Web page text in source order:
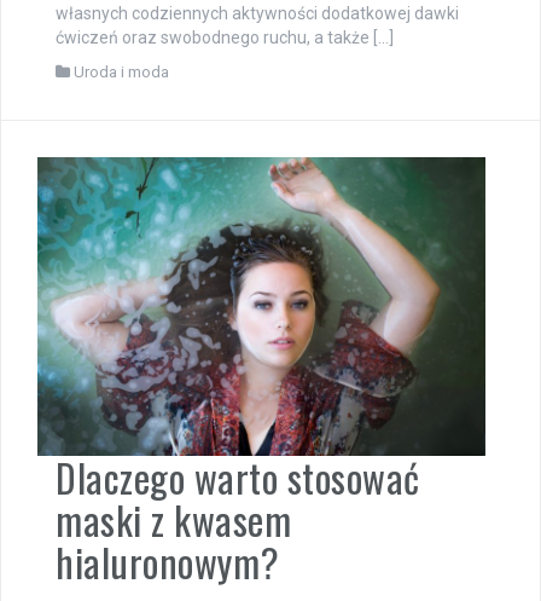
własnych codziennych aktywności dodatkowej dawki
ćwiczeń oraz swobodnego ruchu, a także […]
Uroda i moda
Dlaczego warto stosować
maski z kwasem
hialuronowym?